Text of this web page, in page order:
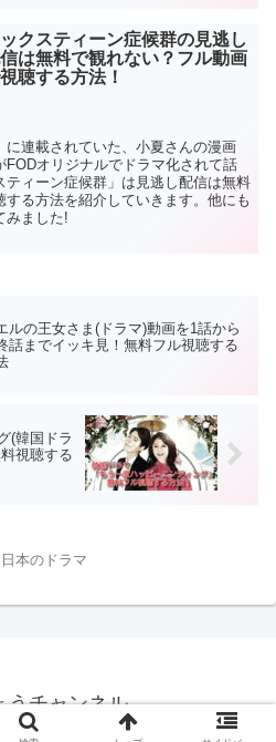
クスティーン症候群の見逃し
は無料で観れない？フル動画
聴する方法！
連載されていた、小夏さんの漫画
FODオリジナルでドラマ化されて話
ティーン症候群」は見逃し配信は無料
る方法を紹介していきます。他にも
みました!
ルの王女さま(ドラマ)動画を1話から
話までイッキ見！無料フル視聴する
(韓国ドラ
視聴する
日本のドラマ
うチャンネル
りょうチャンネル.